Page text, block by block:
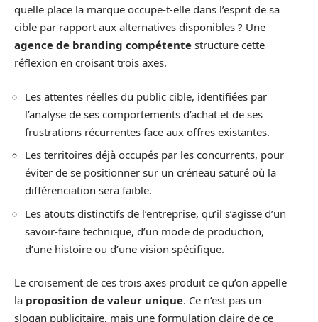
quelle place la marque occupe-t-elle dans l’esprit de sa
cible par rapport aux alternatives disponibles ? Une
agence de branding compétente structure cette
réflexion en croisant trois axes.
Les attentes réelles du public cible, identifiées par
l’analyse de ses comportements d’achat et de ses
frustrations récurrentes face aux offres existantes.
Les territoires déjà occupés par les concurrents, pour
éviter de se positionner sur un créneau saturé où la
différenciation sera faible.
Les atouts distinctifs de l’entreprise, qu’il s’agisse d’un
savoir-faire technique, d’un mode de production,
d’une histoire ou d’une vision spécifique.
Le croisement de ces trois axes produit ce qu’on appelle
la proposition de valeur unique. Ce n’est pas un
slogan publicitaire, mais une formulation claire de ce